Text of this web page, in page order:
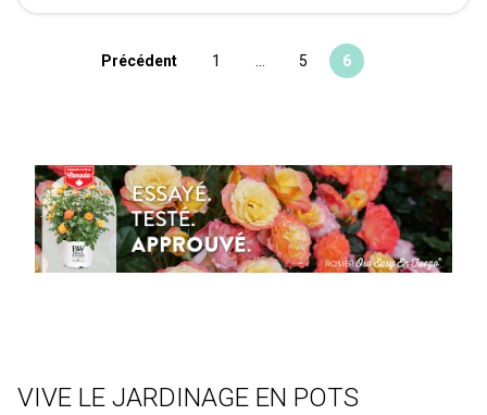
Précédent 1 5 6
VIVE LE JARDINAGE EN POTS